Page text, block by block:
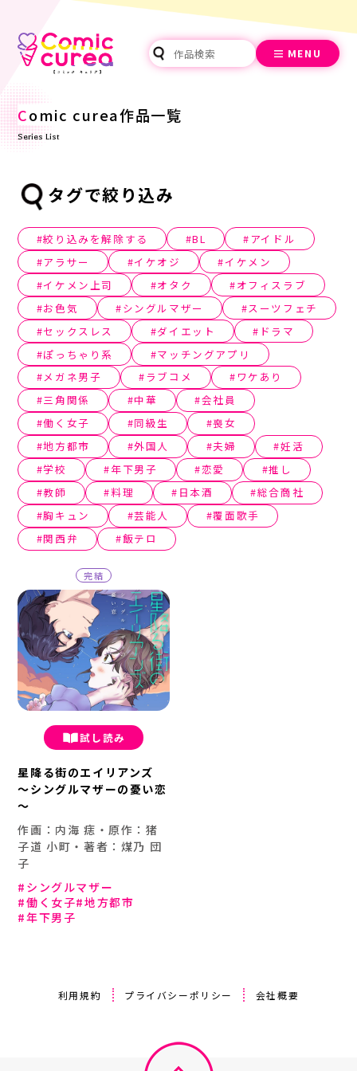
MENU
Comic curea作品一覧
Series List
タグで絞り込み
絞り込みを解除する BL
アイドル
アラサー
イケオジ
イケメン
イケメン上司
オタク
オフィスラブ
お色気
シングルマザー
スーツフェチ
セックスレス
ダイエット
ドラマ
ぽっちゃり系
マッチングアプリ
メガネ男子
ラブコメ
ワケあり
三角関係
中華
会社員
働く女子
同級生
喪女
地方都市
外国人 夫婦
妊活
学校
年下男子 恋愛
推し
教師
料理 日本酒
総合商社
胸キュン
芸能人
覆面歌手
関西弁
飯テロ
完結
試し読み
星降る街のエイリアンズ
～シングルマザーの憂い恋
～
作画：内海 痣・原作：猪
子道 小町・著者：煤乃 団
子
シングルマザー
働く女子
地方都市
年下男子
利用規約 プライバシーポリシー 会社概要